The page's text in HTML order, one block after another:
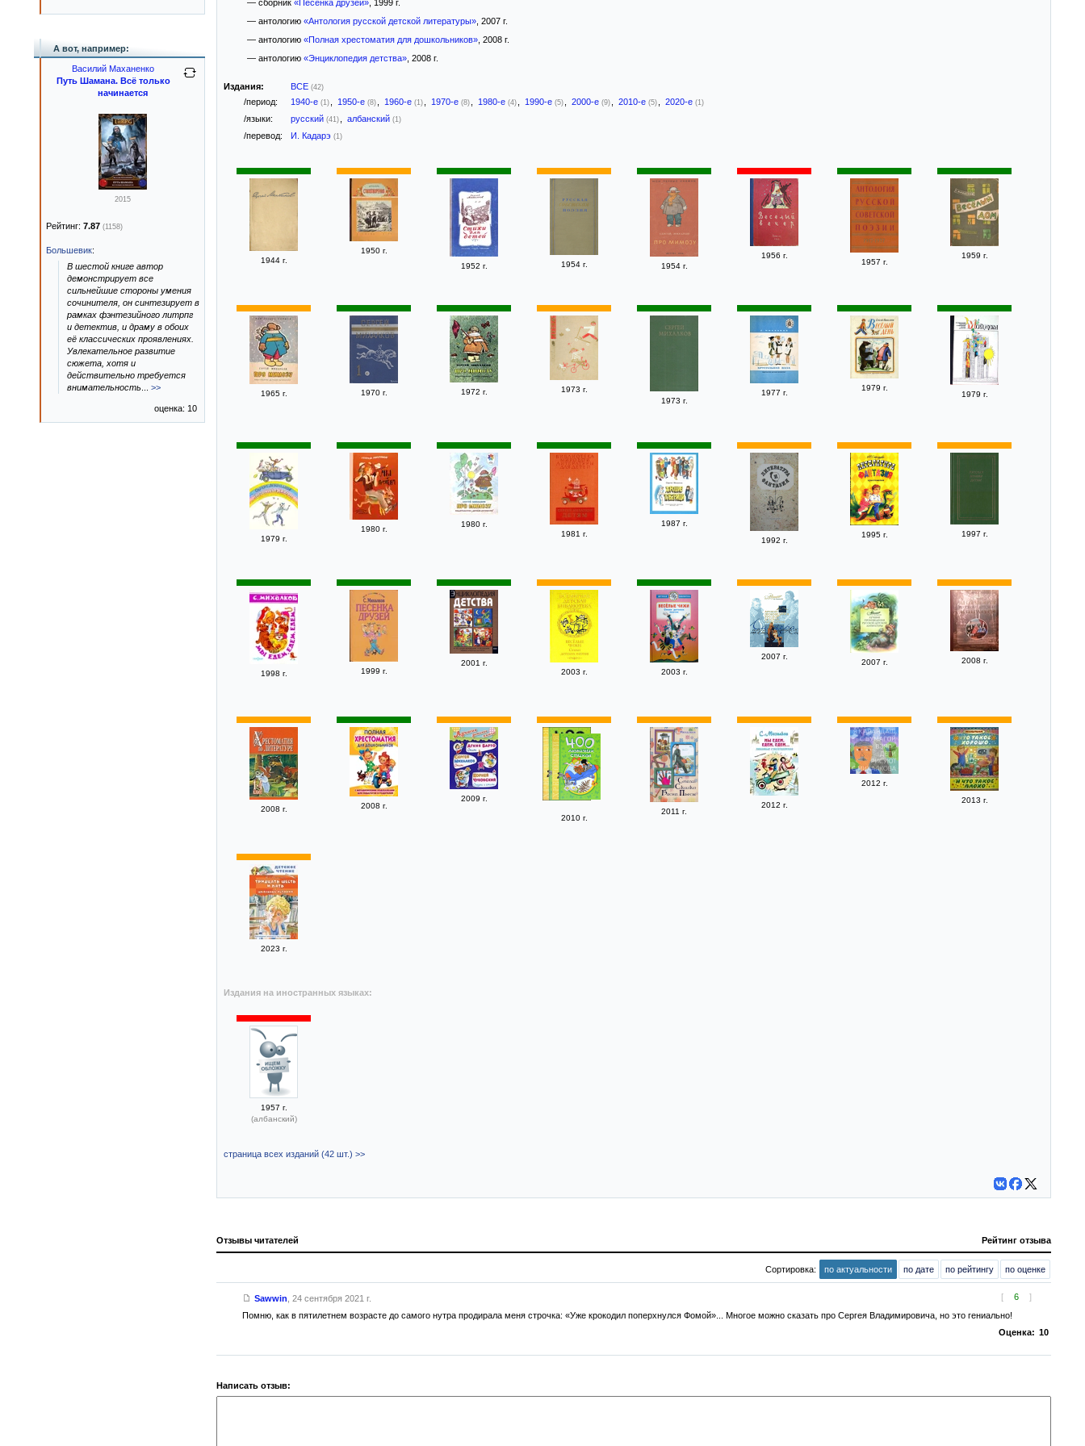
— сборник «Песенка друзей», 1999 г.
— антологию «Антология русской детской литературы», 2007 г.
— антологию «Полная хрестоматия для дошкольников», 2008 г.
— антологию «Энциклопедия детства», 2008 г.
Издания: ВСЕ (42)
/период: 1940-е (1) 1950-е (8) 1960-е (1) 1970-е (8) 1980-е (4) 1990-е (5) 2000-е (9) 2010-е (5) 2020-е (1)
/языки: русский (41) албанский (1)
/перевод: И. Кадарэ (1)
1944 г.
1950 г.
1952 г.
1954 г. 1954 г.
1956 г.
1957 г.
1959 г.
1965 г. 1970 г. 1972 г.
1973 г.
1973 г.
1977 г.
1979 г.
1979 г.
1979 г.
1980 г.
1980 г.
1981 г.
1987 г.
1992 г.
1995 г. 1997 г.
1998 г. 1999 г.
2001 г.
2003 г.
2003 г.
2007 г.
2007 г. 2008 г.
2008 г. 2008 г.
2009 г.
2010 г.
2011 г.
2012 г.
2012 г.
2013 г.
2023 г.
Издания на иностранных языках:
1957 г.
(албанский)
страница всех изданий (42 шт.) >>
Отзывы читателей Рейтинг отзыва
Сортировка: по актуальности по дате по рейтингу по оценке
[ 6 ]
Sawwin 24 сентября 2021 г.
Помню, как в пятилетнем возрасте до самого нутра продирала меня строчка: «Уже крокодил поперхнулся Фомой»... Многое можно сказать про Сергея Владимировича, но это гениально!
Оценка: 10
Написать отзыв:
А вот, например:
Василий Маханенко
Путь Шамана. Всё только
начинается
2015
Рейтинг: 7.87 (1158)
Большевик:
В шестой книге автор
демонстрирует все
сильнейшие стороны умения
сочинителя, он синтезирует в
рамках фэнтезийного литрпг
и детектив, и драму в обоих
её классических проявлениях.
Увлекательное развитие
сюжета, хотя и
действительно требуется
внимательность
>>
оценка: 10